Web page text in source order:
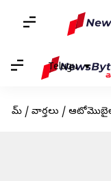
Telugu
హోమ్ / వార్తలు /